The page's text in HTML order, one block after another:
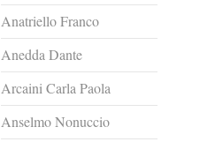
Anatriello Franco
Anedda Dante
Arcaini Carla Paola
Anselmo Nonuccio